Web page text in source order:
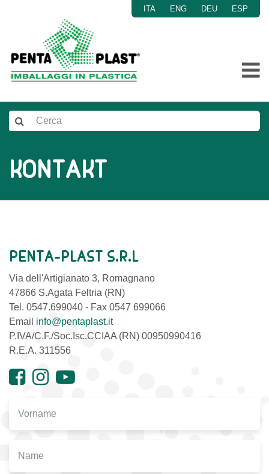
Home
Gesellschaft
Aufgabe
Produkte
ITA ENG DEU ESP
KONTAKT
PENTA-PLAST S.R.L
Via dell'Artigianato 3, Romagnano
47866 S.Agata Feltria (RN)
Tel. 0547.699040 - Fax 0547 699066
Email info@pentaplast.it
P.IVA/C.F./Soc.Isc.CCIAA (RN) 00950990416
R.E.A. 311556